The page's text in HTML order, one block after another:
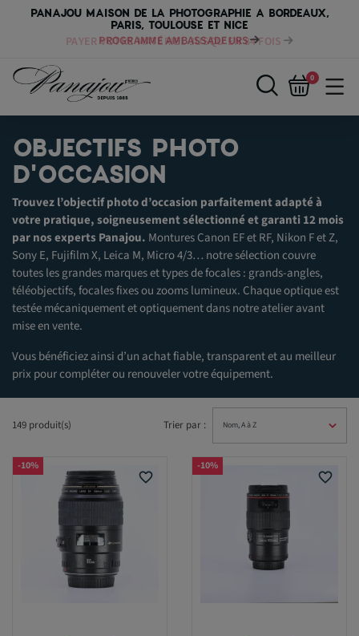
PANAJOU MAISON DE LA PHOTOGRAPHIE A BORDEAUX,
PARIS, TOULOUSE ET NICE
PAYER VOTRE MATÉRIEL JUSQU'EN 84 FOIS
0
OBJECTIFS PHOTO
D'OCCASION
Trouvez l’objectif photo d’occasion parfaitement adapté à
votre pratique, soigneusement sélectionné et garanti 12 mois
par nos experts Panajou. Montures Canon EF et RF, Nikon F et Z,
Sony E, Fujifilm X, Leica M, Micro 4/3… notre sélection couvre
toutes les grandes marques et types de focales : grands-angles,
téléobjectifs, focales fixes ou zooms lumineux. Chaque optique est
testée mécaniquement et optiquement dans notre atelier avant
mise en vente.
Vous bénéficiez ainsi d’un achat fiable, transparent et au meilleur
prix pour compléter ou renouveler votre équipement.
149 produit(s) Trier par :
favorite_border
-10%
favorite_border
-10%